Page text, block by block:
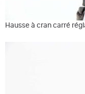
Hausse à cran carré